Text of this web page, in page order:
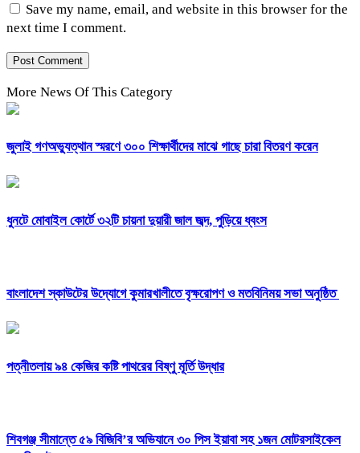
Save my name, email, and website in this browser for the
next time I comment.
More News Of This Category
জুলাই গণঅভ্যুত্থান স্মরণে ৩০০ শিক্ষার্থীদের মাঝে গাছে চারা বিতরণ করেন
ধুনটে মোবাইল কোর্টে ৩২টি চায়না দুয়ারী জাল জব্দ, পুড়িয়ে ধ্বংস
বাংলাদেশ স্কাউটের উদ্যোগে কুমারখালীতে বৃক্ষরোপণ ও মতবিনিময় সভা অনুষ্ঠিত
পত্নীতলায় ৯৪ কেজির কষ্টি পাথরের বিষ্ণু মূর্তি উদ্ধার
শিবগঞ্জ সীমান্তে ৫৯ বিজিবি’র অভিযানে ৩০ পিস ইয়াবা সহ ১জন মোটরসাইকেল